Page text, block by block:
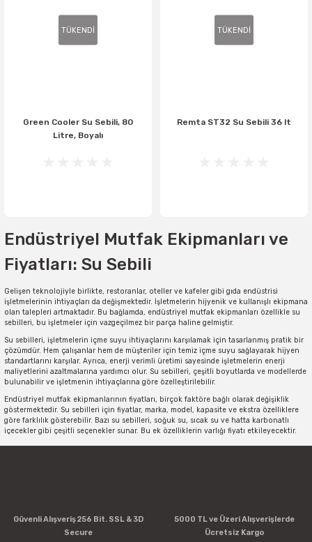
TÜKENDİ
Green Cooler Su Sebili, 80
Litre, Boyalı
TÜKENDİ
Remta ST32 Su Sebili 36 lt
Endüstriyel Mutfak Ekipmanları ve
Fiyatları: Su Sebili
Gelişen teknolojiyle birlikte, restoranlar, oteller ve kafeler gibi gıda endüstrisi
işletmelerinin ihtiyaçları da değişmektedir. İşletmelerin hijyenik ve kullanışlı ekipmana
olan talepleri artmaktadır. Bu bağlamda, endüstriyel mutfak ekipmanları özellikle su
sebilleri, bu işletmeler için vazgeçilmez bir parça haline gelmiştir.
Su sebilleri, işletmelerin içme suyu ihtiyaçlarını karşılamak için tasarlanmış pratik bir
çözümdür. Hem çalışanlar hem de müşteriler için temiz içme suyu sağlayarak hijyen
standartlarını karşılar. Ayrıca, enerji verimli üretimi sayesinde işletmelerin enerji
maliyetlerini azaltmalarına yardımcı olur. Su sebilleri, çeşitli boyutlarda ve modellerde
bulunabilir ve işletmenin ihtiyaçlarına göre özelleştirilebilir.
Endüstriyel mutfak ekipmanlarının fiyatları, birçok faktöre bağlı olarak değişiklik
göstermektedir. Su sebilleri için fiyatlar, marka, model, kapasite ve ekstra özelliklere
göre farklılık gösterebilir. Bazı su sebilleri, soğuk su, sıcak su ve hatta karbonatlı
içecekler gibi çeşitli seçenekler sunar. Bu ek özelliklerin varlığı fiyatı etkileyecektir.
Öte yandan, bir işletme için endüstriyel mutfak ekipmanlarının fiyatı sadece ilk
standartlarını korumak için hayati öneme sahiptir. Su sebilleri, içme suyu ihtiyaçlarını
karşılamak için ideal bir seçenektir. Ancak, işletmenin ihtiyaçlarını ve bütçesini
dikkate alarak doğru modeli seçmek önemlidir. İyi bir araştırma yaparak, uygun fiyatlı
Güvenli Alışveriş 256 Bit. SSL & 3D
Secure
5000 TL ve Üzeri Alışverişlerde
Ücretsiz Kargo